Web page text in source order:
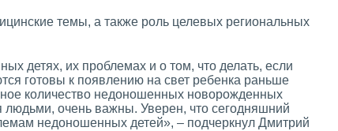
темы, а также роль целевых региональных
детях, их проблемах и о том, что делать, если
готовы к появлению на свет ребенка раньше
количество недоношенных новорожденных
очень важны. Уверен, что сегодняшний
недоношенных детей», – подчеркнул Дмитрий